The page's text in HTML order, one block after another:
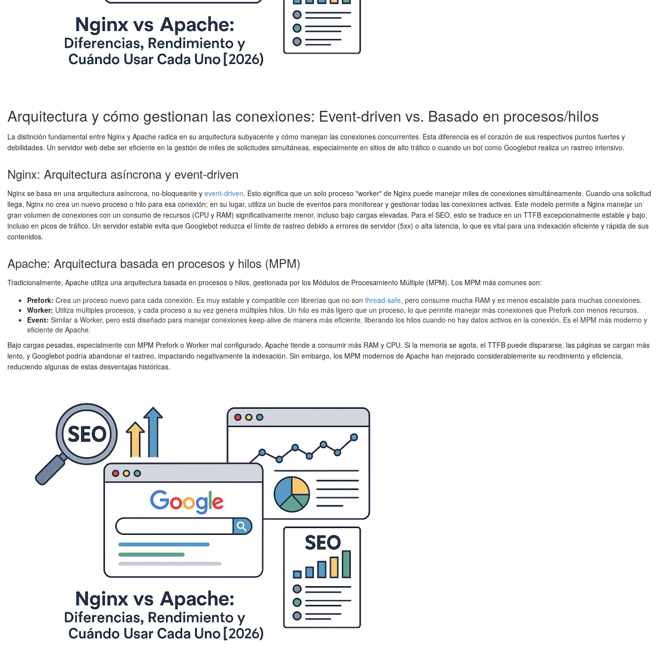
Arquitectura y cómo gestionan las conexiones: Event-driven vs. Basado en procesos/hilos
La distinción fundamental entre Nginx y Apache radica en su arquitectura subyacente y cómo manejan las conexiones concurrentes. Esta diferencia es el corazón de sus respectivos puntos fuertes y
debilidades. Un servidor web debe ser eficiente en la gestión de miles de solicitudes simultáneas, especialmente en sitios de alto tráfico o cuando un bot como Googlebot realiza un rastreo intensivo.
Nginx: Arquitectura asíncrona y event-driven
Nginx se basa en una arquitectura asíncrona, no-bloqueante y event-driven. Esto significa que un solo proceso "worker" de Nginx puede manejar miles de conexiones simultáneamente. Cuando una solicitud
llega, Nginx no crea un nuevo proceso o hilo para esa conexión; en su lugar, utiliza un bucle de eventos para monitorear y gestionar todas las conexiones activas. Este modelo permite a Nginx manejar un
gran volumen de conexiones con un consumo de recursos (CPU y RAM) significativamente menor, incluso bajo cargas elevadas. Para el SEO, esto se traduce en un TTFB excepcionalmente estable y bajo,
incluso en picos de tráfico. Un servidor estable evita que Googlebot reduzca el límite de rastreo debido a errores de servidor (5xx) o alta latencia, lo que es vital para una indexación eficiente y rápida de sus
contenidos.
Apache: Arquitectura basada en procesos y hilos (MPM)
Tradicionalmente, Apache utiliza una arquitectura basada en procesos o hilos, gestionada por los Módulos de Procesamiento Múltiple (MPM). Los MPM más comunes son:
Prefork: Crea un proceso nuevo para cada conexión. Es muy estable y compatible con librerías que no son thread-safe, pero consume mucha RAM y es menos escalable para muchas conexiones.
Worker: Utiliza múltiples procesos, y cada proceso a su vez genera múltiples hilos. Un hilo es más ligero que un proceso, lo que permite manejar más conexiones que Prefork con menos recursos.
Event: Similar a Worker, pero está diseñado para manejar conexiones keep-alive de manera más eficiente, liberando los hilos cuando no hay datos activos en la conexión. Es el MPM más moderno y
eficiente de Apache.
Bajo cargas pesadas, especialmente con MPM Prefork o Worker mal configurado, Apache tiende a consumir más RAM y CPU. Si la memoria se agota, el TTFB puede dispararse, las páginas se cargan más
lento, y Googlebot podría abandonar el rastreo, impactando negativamente la indexación. Sin embargo, los MPM modernos de Apache han mejorado considerablemente su rendimiento y eficiencia,
reduciendo algunas de estas desventajas históricas.